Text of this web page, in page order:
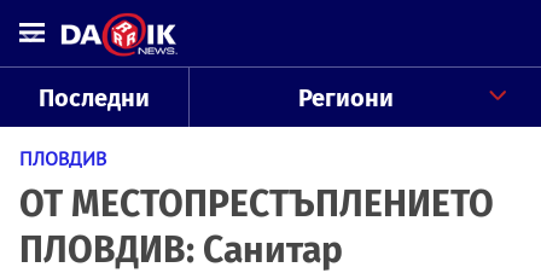
Последни Региони
ПЛОВДИВ
ОТ МЕСТОПРЕСТЪПЛЕНИЕТО
ПЛОВДИВ: Санитар